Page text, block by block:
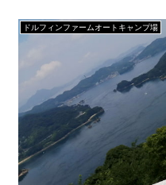
ドルフィンファームオートキャンプ場